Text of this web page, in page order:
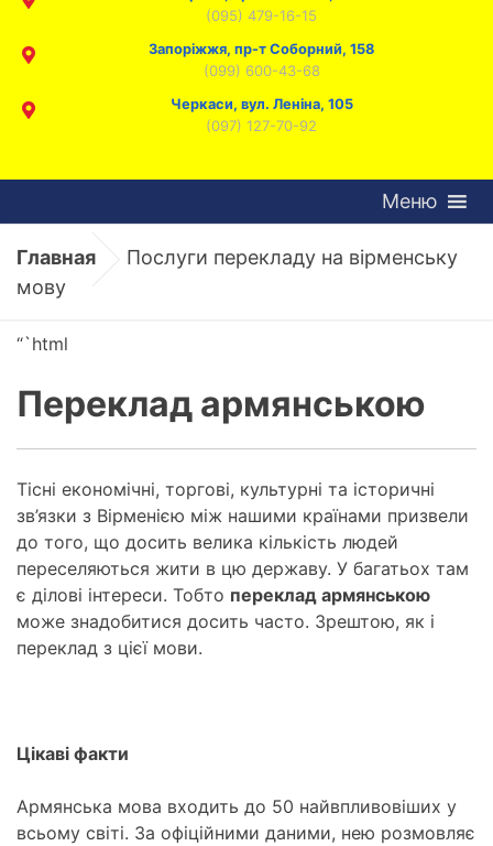
(095) 479-16-15
Запоріжжя, пр-т Соборний, 158
(099) 600-43-68
Черкаси, вул. Леніна, 105
(097) 127-70-92
Меню
Главная Послуги перекладу на вірменську
мову
“`html
Переклад армянською
Тісні економічні, торгові, культурні та історичні
зв’язки з Вірменією між нашими країнами призвели
до того, що досить велика кількість людей
переселяються жити в цю державу. У багатьох там
є ділові інтереси. Тобто переклад армянською
може знадобитися досить часто. Зрештою, як і
переклад з цієї мови.
Цікаві факти
Армянська мова входить до 50 найвпливовіших у
всьому світі. За офіційними даними, нею розмовляє